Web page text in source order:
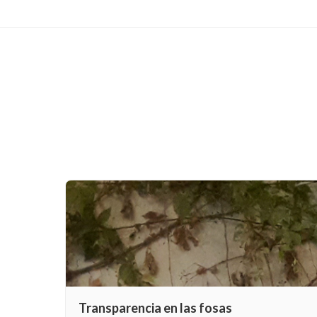
Transparencia en las fosas